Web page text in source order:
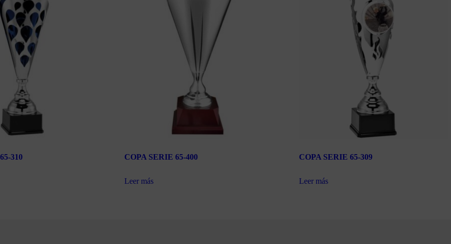
310 COPA SERIE 65-400
Leer más
COPA SERIE 65-309
Leer más